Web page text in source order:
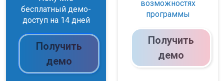
бесплатный демо-
доступ на 14 дней
Получить
демо
возможностях
программы
Получить
демо